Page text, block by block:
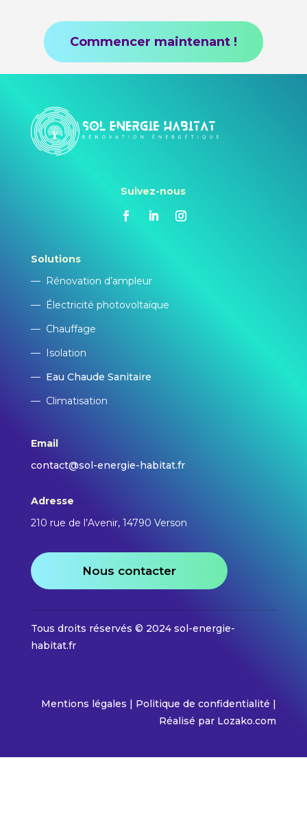
Commencer maintenant !
Suivez-nous
Solutions
— Rénovation d’ampleur
— Électricité photovoltaïque
— Chauffage
— Isolation
— Eau Chaude Sanitaire
— Climatisation
Email
contact@sol-energie-habitat.fr
Adresse
210 rue de l’Avenir, 14790 Verson
Nous contacter
Tous droits réservés © 2024 sol-energie-
habitat.fr
Mentions légales | Politique de confidentialité |
Réalisé par Lozako.com